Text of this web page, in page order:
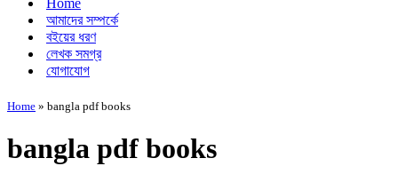
Home
আমাদের সম্পর্কে
বইয়ের ধরণ
লেখক সমগ্র
যোগাযোগ
Home » bangla pdf books
bangla pdf books